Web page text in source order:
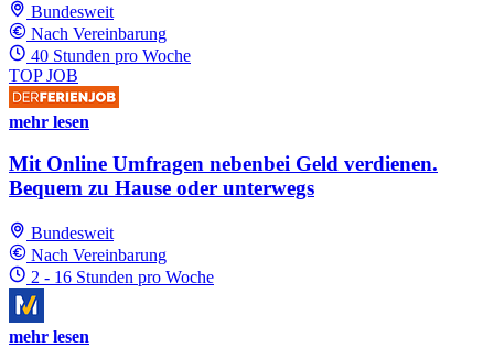
Bundesweit
Nach Vereinbarung
40 Stunden pro Woche
TOP JOB
mehr lesen
Mit Online Umfragen nebenbei Geld verdienen.
Bequem zu Hause oder unterwegs
Bundesweit
Nach Vereinbarung
2 - 16 Stunden pro Woche
mehr lesen